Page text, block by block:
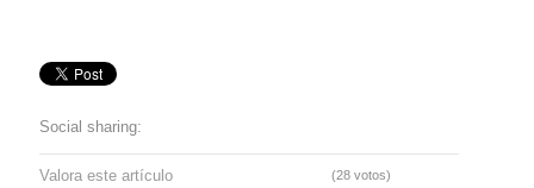
Social sharing:
Valora este artículo (28 votos)